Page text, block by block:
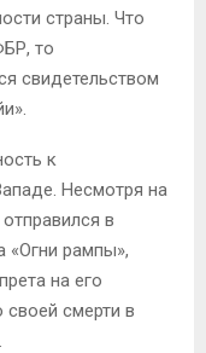
страны. Что
то
свидетельством
к
Несмотря на
в
«Огни рампы»,
на его
смерти в